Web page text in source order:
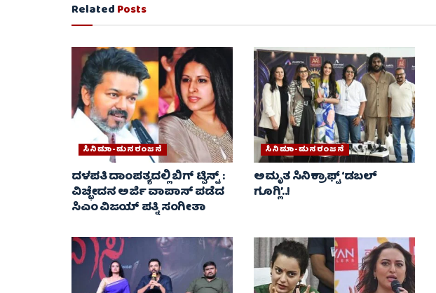
RelatedPosts
ಸಿನಿಮಾ-ಮನರಂಜನೆ
ದಳಪತಿ ದಾಂಪತ್ಯದಲ್ಲಿ ಬಿಗ್ ಟ್ವಿಸ್ಟ್ :
ವಿಚ್ಛೇದನ ಅರ್ಜಿ ವಾಪಾಸ್‌ ಪಡೆದ
ಸಿಎಂ ವಿಜಯ್ ಪತ್ನಿ ಸಂಗೀತಾ‌
ಸಿನಿಮಾ-ಮನರಂಜನೆ
ಅಮೃತ ಸಿನಿಕ್ರಾಫ್ಟ್ ‘ಡಬಲ್
ಗೂಗ್ಲಿ’..!